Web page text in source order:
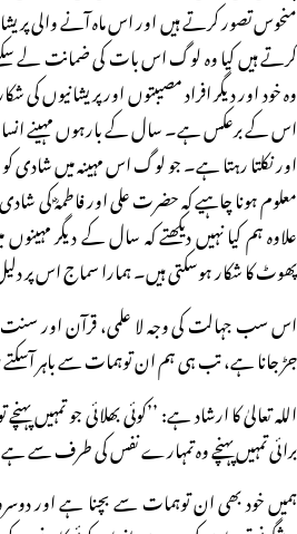
منحوس تصور کرتے ہیں اور اس ماہ آنے والی
کرتے ہیں کیا وہ لوگ اس بات کی ضمانت لے
وہ خود اور دیگر افراد مصیبتوں اور
اس کے برعکس ہے۔ سال کے بارہوں مہینے
اور نکلتا رہتا ہے۔ جو لوگ اس مہینہ میں شادی
معلوم ہونا چاہیے کہ حضرت علی اور فاطمہؓ کی
علاوہ ہم کیا نہیں دیکھتے کہ سال کے دیگر
پھوٹ کا شکار ہوسکتی ہیں۔ ہمارا سماج اس پر
اس سب جہالت کی وجہ لا علمی، قرآن اور
جڑ جانا ہے، تب ہی ہم ان توہمات سے باہر
اللہ تعالیٰ کا ارشاد ہے: ’’کوئی بھلائی جو تمہیں
برائی تمہیں پہنچے وہ تمہارے نفس کی طرف سے
ہمیں خود بھی ان توہمات سے بچنا ہے اور